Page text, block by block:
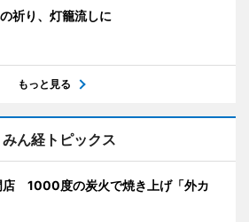
祈り、灯籠流しに
もっと見る
みん経トピックス
店 1000度の炭火で焼き上げ「外カ